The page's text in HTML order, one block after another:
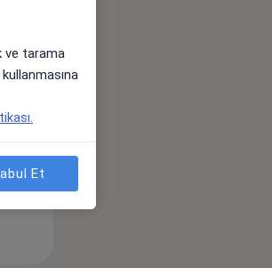
ve tarama
Et